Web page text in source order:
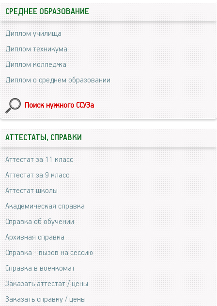
СРЕДНЕЕ ОБРАЗОВАНИЕ
Диплом училища
Диплом техникума
Диплом колледжа
Диплом о среднем образовании
Поиск нужного ССУЗа
АТТЕСТАТЫ, СПРАВКИ
Аттестат за 11 класс
Аттестат за 9 класс
Аттестат школы
Академическая справка
Справка об обучении
Архивная справка
Справка - вызов на сессию
Справка в военкомат
Заказать аттестат / цены
Заказать справку / цены